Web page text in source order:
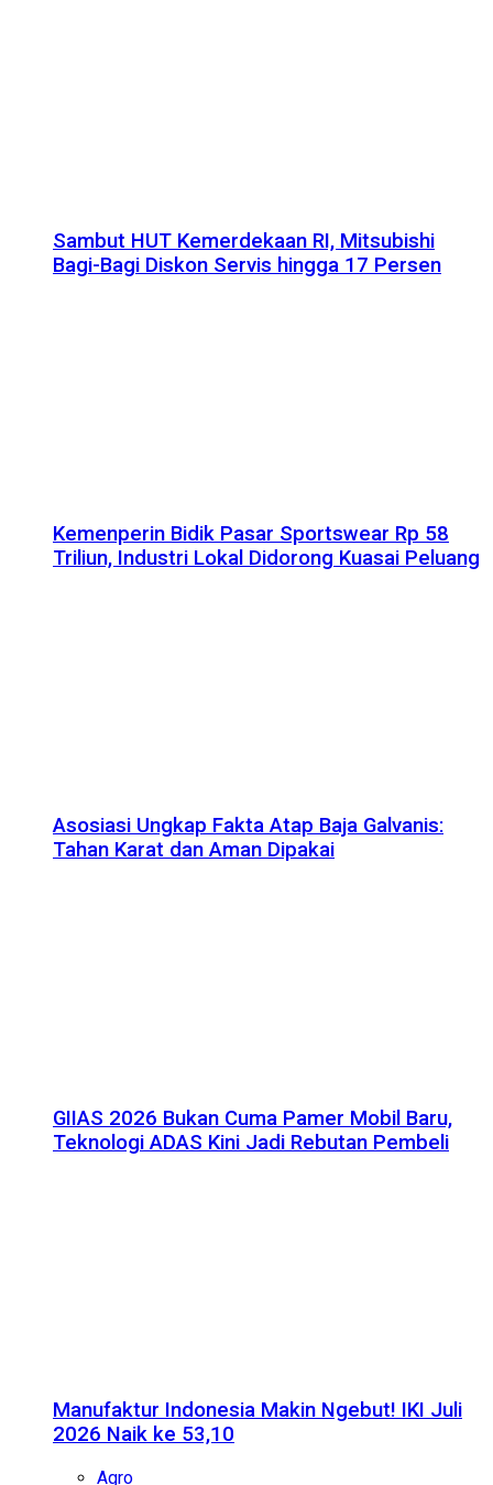
Sambut HUT Kemerdekaan RI, Mitsubishi
Bagi-Bagi Diskon Servis hingga 17 Persen
Kemenperin Bidik Pasar Sportswear Rp 58
Triliun, Industri Lokal Didorong Kuasai Peluang
Asosiasi Ungkap Fakta Atap Baja Galvanis:
Tahan Karat dan Aman Dipakai
GIIAS 2026 Bukan Cuma Pamer Mobil Baru,
Teknologi ADAS Kini Jadi Rebutan Pembeli
Manufaktur Indonesia Makin Ngebut! IKI Juli
2026 Naik ke 53,10
Agro